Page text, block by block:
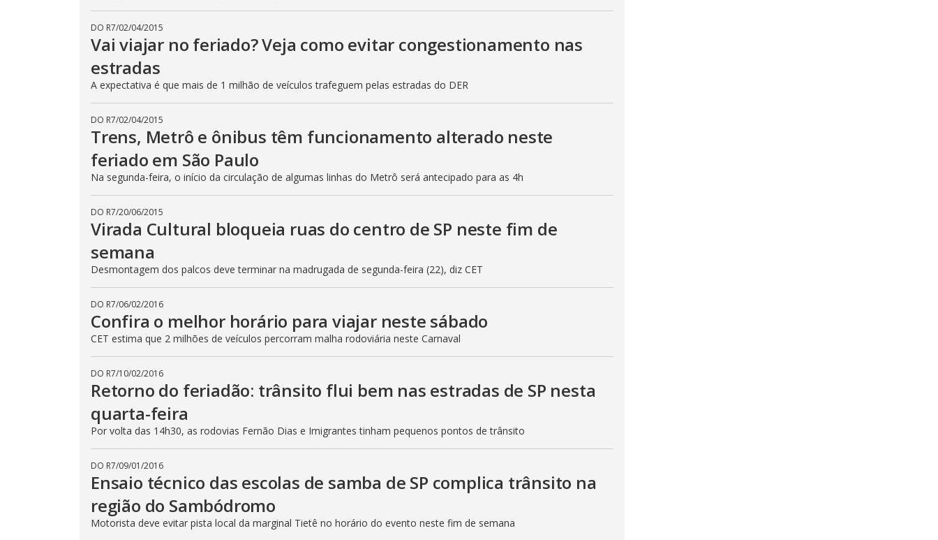
DO R7/02/04/2015
Vai viajar no feriado? Veja como evitar congestionamento nas
estradas
A expectativa é que mais de 1 milhão de veículos trafeguem pelas estradas do DER
DO R7/02/04/2015
Trens, Metrô e ônibus têm funcionamento alterado neste
feriado em São Paulo
Na segunda-feira, o início da circulação de algumas linhas do Metrô será antecipado para as 4h
DO R7/20/06/2015
Virada Cultural bloqueia ruas do centro de SP neste fim de
semana
Desmontagem dos palcos deve terminar na madrugada de segunda-feira (22), diz CET
DO R7/06/02/2016
Confira o melhor horário para viajar neste sábado
CET estima que 2 milhões de veículos percorram malha rodoviária neste Carnaval
DO R7/10/02/2016
Retorno do feriadão: trânsito flui bem nas estradas de SP nesta
quarta-feira
Por volta das 14h30, as rodovias Fernão Dias e Imigrantes tinham pequenos pontos de trânsito
DO R7/09/01/2016
Ensaio técnico das escolas de samba de SP complica trânsito na
região do Sambódromo
Motorista deve evitar pista local da marginal Tietê no horário do evento neste fim de semana